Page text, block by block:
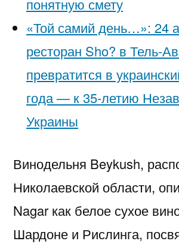
понятную смету
«Той самий день…»: 24
ресторан Sho? в Тель-
превратится в
года — к 35-летию
Украины
Винодельня Beykush,
Николаевской области,
Nagar как белое сухое
Шардоне и Рислинга,